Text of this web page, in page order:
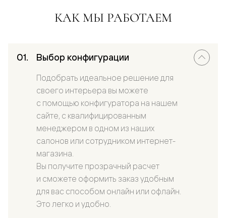
КАК МЫ РАБОТАЕМ
Выбор конфигурации
Подобрать идеальное решение для
своего интерьера вы можете
с помощью конфигуратора на нашем
сайте, с квалифицированным
менеджером в одном из наших
салонов или сотрудником интернет-
магазина.
Вы получите прозрачный расчет
и сможете оформить заказ удобным
для вас способом онлайн или офлайн.
Это легко и удобно.